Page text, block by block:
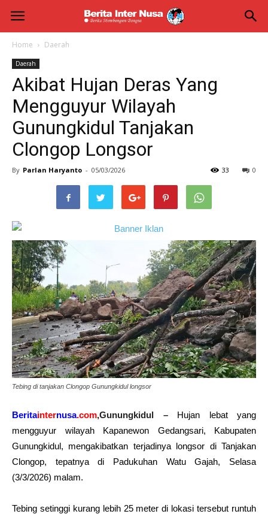
Berita
Inter
Nusa
Home Daerah
Daerah
Akibat Hujan Deras Yang
Mengguyur Wilayah
Gunungkidul Tanjakan
Clongop Longsor
By Parlan Haryanto - 05/03/2026 0
33
Tebing di tanjakan Clongop Gunungkidul longsor
Beritainternusa.com,Gunungkidul –
Hujan lebat yang
mengguyur wilayah Kapanewon Gedangsari, Kabupaten
Gunungkidul, mengakibatkan terjadinya longsor di Tanjakan
Clongop, tepatnya di Padukuhan Watu Gajah, Selasa
(3/3/2026) malam.
Tebing setinggi kurang lebih 25 meter di lokasi tersebut runtuh